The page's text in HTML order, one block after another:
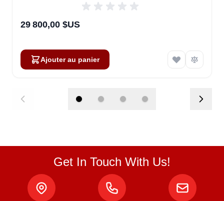
29 800,00 $US
Ajouter au panier
Get In Touch With Us!